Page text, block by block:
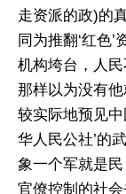
走资派的政)的
同为推翻‘红色
机构垮台，人
那样以为没有
较实际地预见
华人民公社’的
象一个军就是
官僚控制的社